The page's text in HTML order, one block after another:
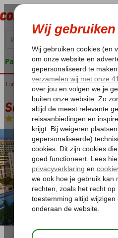
Pakketgarantie
Home
Turkije Turkse Riviera Side Kumkoy
Seaden Valentine
Ultra All Inclusive-